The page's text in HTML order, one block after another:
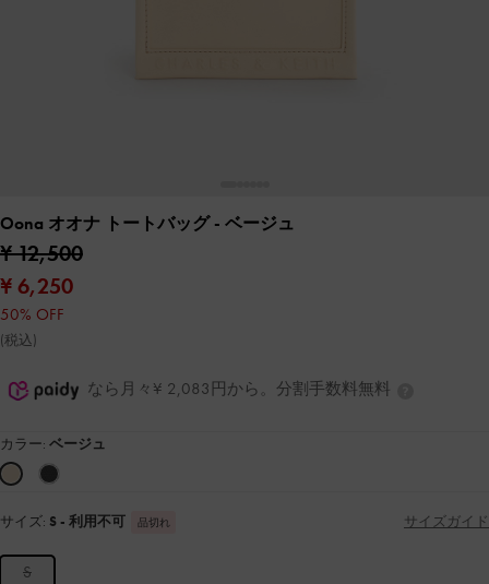
Oona オオナ トートバッグ- ベージュ
¥ 12,500
¥ 6,250
50% OFF
(税込)
なら月々¥ 2,083円から。分割手数料無料
カラー: ベージュ
サイズ: S - 利用不可 品切れ サイズガイド
S